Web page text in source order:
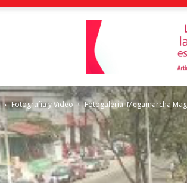
Fotografía y Video Fotogalería: Megamarcha